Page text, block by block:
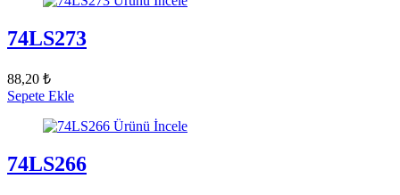
74LS273
88,20 ₺
Sepete Ekle
Ürünü İncele
74LS266